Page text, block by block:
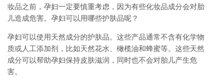
妆品之前，孕妇一定要慎重考虑，因为有些化妆品成分会对胎
儿造成危害。孕妇可以用哪些护肤品呢？
孕妇可以使用天然成分的护肤品。这些产品通常不含有化学物
质或人工添加剂，比如天然花水、橄榄油和蜂蜜等。这些天然
成分可以帮助孕妇保持皮肤滋润，同时也不会对胎儿产生危
害。